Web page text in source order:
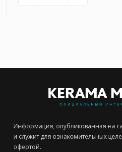
Информация, опубликованная на
и служит для ознакомительных
офертой.